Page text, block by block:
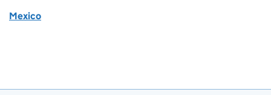
Mexico